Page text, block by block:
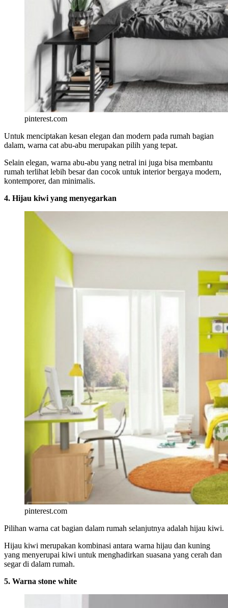
pinterest.com
Untuk menciptakan kesan elegan dan modern pada rumah bagian
dalam, warna cat abu-abu merupakan pilih yang tepat.
Selain elegan, warna abu-abu yang netral ini juga bisa membantu
rumah terlihat lebih besar dan cocok untuk interior bergaya modern,
kontemporer, dan minimalis.
4. Hijau kiwi yang menyegarkan
pinterest.com
Pilihan warna cat bagian dalam rumah selanjutnya adalah hijau kiwi.
Hijau kiwi merupakan kombinasi antara warna hijau dan kuning
yang menyerupai kiwi untuk menghadirkan suasana yang cerah dan
segar di dalam rumah.
5. Warna stone white